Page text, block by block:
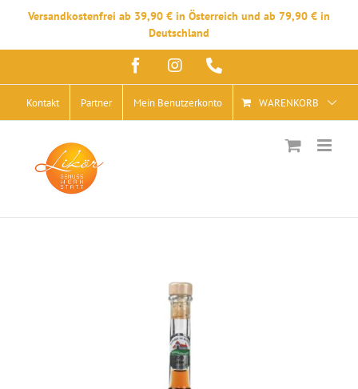
Versandkostenfrei ab 39,90 € in Österreich und ab 79,90 € in
Deutschland
springen
FacebookInstagram
Kontakt Partner Mein Benutzerkonto WARENKORB